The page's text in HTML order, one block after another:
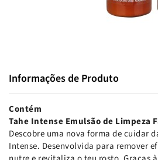
Informações de Produto
Contém
Tahe Intense Emulsão de Limpeza
Descobre uma nova forma de cuidar
Intense. Desenvolvida para remover